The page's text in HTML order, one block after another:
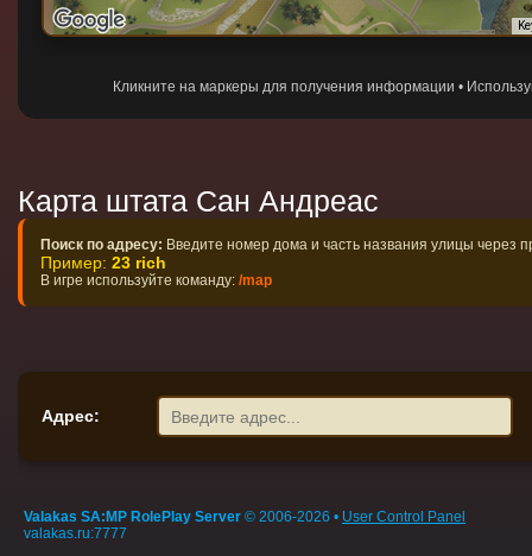
Кликните на маркеры для получения информации •
Карта штата Сан Андреас
Поиск по адресу: Введите номер дома и часть названия улицы через
Пример: 23 rich
В игре используйте команду: /map
Адрес:
Valakas SA:MP RolePlay Server © 2006-2026 • User Control Panel
valakas.ru:7777